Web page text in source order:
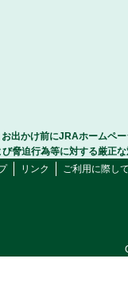
お出かけ前にJRAホームペ
脅迫行為等に対する厳正
リンク ご利用に際し